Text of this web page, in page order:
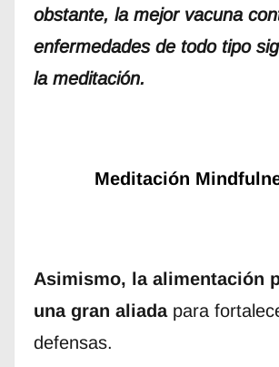
obstante, la mejor vacuna
enfermedades de todo tipo
la meditación.
Meditación
Asimismo, la alimentación
una gran aliada para
defensas.